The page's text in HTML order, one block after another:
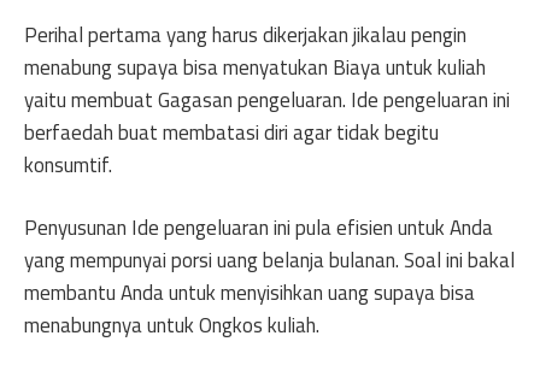
Perihal pertama yang harus dikerjakan jikalau pengin
menabung supaya bisa menyatukan Biaya untuk kuliah
yaitu membuat Gagasan pengeluaran. Ide pengeluaran ini
berfaedah buat membatasi diri agar tidak begitu
konsumtif.
Penyusunan Ide pengeluaran ini pula efisien untuk Anda
yang mempunyai porsi uang belanja bulanan. Soal ini bakal
membantu Anda untuk menyisihkan uang supaya bisa
menabungnya untuk Ongkos kuliah.